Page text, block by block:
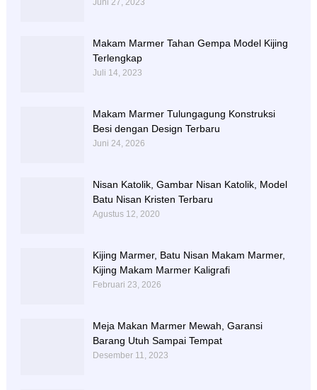
Juni 27, 2023
Makam Marmer Tahan Gempa Model Kijing
Terlengkap
Juli 14, 2023
Makam Marmer Tulungagung Konstruksi
Besi dengan Design Terbaru
Juni 24, 2026
Nisan Katolik, Gambar Nisan Katolik, Model
Batu Nisan Kristen Terbaru
Agustus 12, 2020
Kijing Marmer, Batu Nisan Makam Marmer,
Kijing Makam Marmer Kaligrafi
Februari 23, 2026
Meja Makan Marmer Mewah, Garansi
Barang Utuh Sampai Tempat
Desember 11, 2023